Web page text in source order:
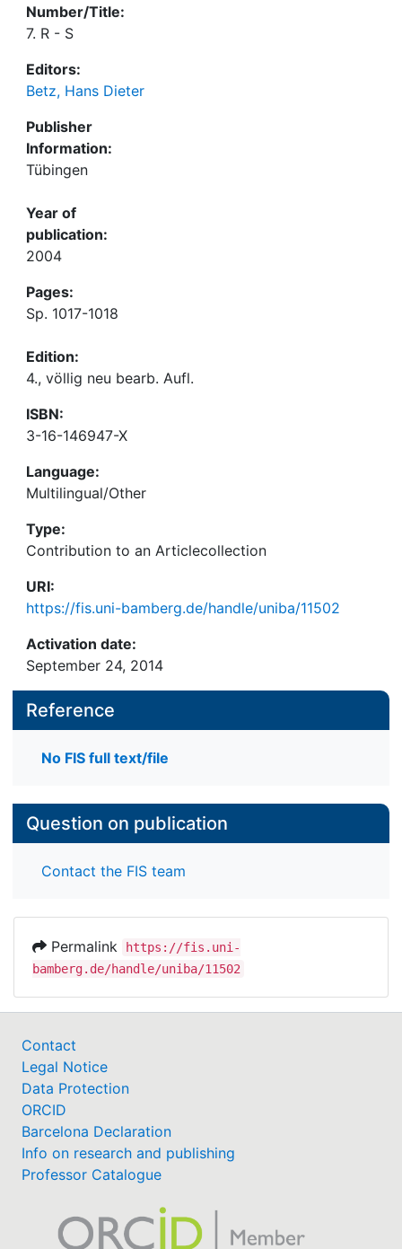
Number/Title:
7. R - S
Editors:
Betz, Hans Dieter
Publisher
Information:
Tübingen
Year of
publication:
2004
Pages:
Sp. 1017-1018
Edition:
4., völlig neu bearb. Aufl.
ISBN:
3-16-146947-X
Language:
Multilingual/Other
Type:
Contribution to an Articlecollection
URI:
https://fis.uni-bamberg.de/handle/uniba/11502
Activation date:
September 24, 2014
Reference
No FIS full text/file
Question on publication
Contact the FIS team
Permalink
https://fis.uni-
bamberg.de/handle/uniba/11502
Contact
Legal Notice
Data Protection
ORCID
Barcelona Declaration
Info on research and publishing
Professor Catalogue